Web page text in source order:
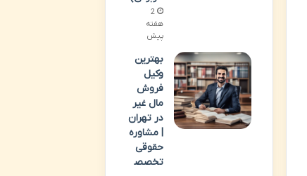
2
هفته
پیش
بهترین
وکیل
فروش
مال غیر
در تهران
| مشاوره
حقوقی
تخصص